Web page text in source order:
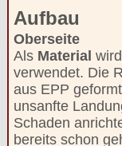
Aufbau
Oberseite
Als Material
verwendet. Die
aus EPP
unsanfte
Schaden
bereits schon